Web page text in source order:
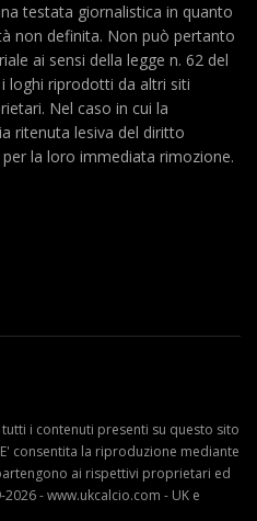
testata giornalistica in quanto
non definita. Non può pertanto
ai sensi della legge n. 62 del
loghi riprodotti da altri siti
Nel caso in cui la
ritenuta lesiva del diritto
la loro immediata rimozione.
i contenuti presenti su questo sito
consentita la riproduzione mediante
ai rispettivi proprietari ed
- www.ukcalcio.com - UK e